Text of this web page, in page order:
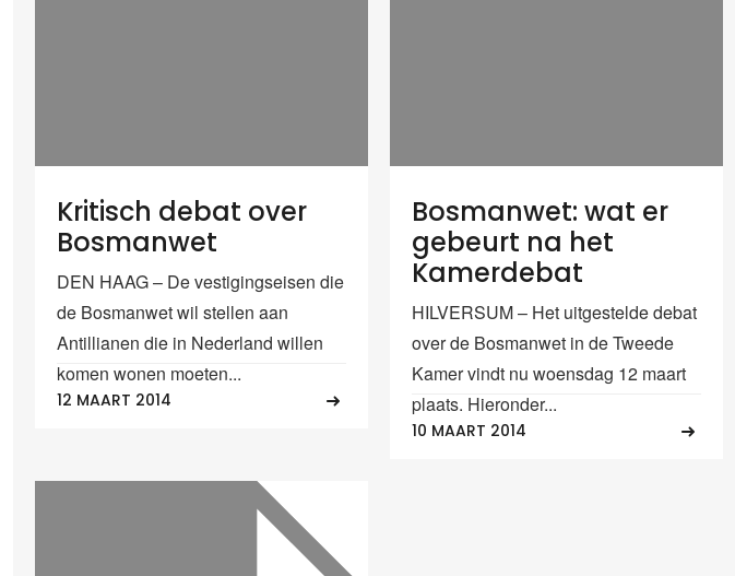
Kritisch debat over
Bosmanwet
DEN HAAG – De vestigingseisen die
de Bosmanwet wil stellen aan
Antillianen die in Nederland willen
komen wonen moeten...
12 MAART 2014
Bosmanwet: wat er
gebeurt na het
Kamerdebat
HILVERSUM – Het uitgestelde debat
over de Bosmanwet in de Tweede
Kamer vindt nu woensdag 12 maart
plaats. Hieronder...
10 MAART 2014